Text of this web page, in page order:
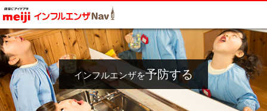
インフルエンザを予防する